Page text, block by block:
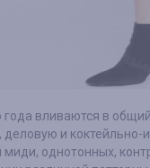
вливаются в
деловую и
миди, однотонных,